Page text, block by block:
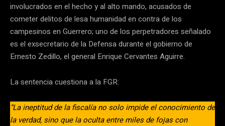
involucrados en el hecho y al alto mando, acusados de
cometer delitos de lesa humanidad en contra de los
campesinos en Guerrero; uno de los perpetradores señalado
es el exsecretario de la Defensa durante el gobierno de
Ernesto Zedillo, el general Enrique Cervantes Aguirre.
La sentencia cuestiona a la FGR:
“La ineptitud de la fiscalía no solo impide el conocimiento de
la verdad, sino que la oculta entre miles de fojas con